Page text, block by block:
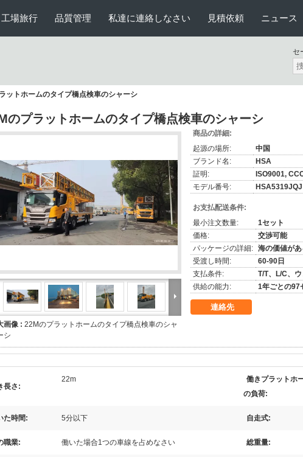
工場旅行 品質管理 私達に連絡しなさい 見積依頼 ニュース
セ
ットホームのタイプ橋点検車のシャーシ
のプラットホームのタイプ橋点検車のシャーシ
画像 : 22Mのプラットホームのタイプ橋点検車のシャ
シ
商品の詳細:
起源の場所:
中国
ブランド名:
HSA
証明:
ISO9001,
モデル番号:
HSA5319JQJ
お支払配送条件:
最小注文数量:
1セット
価格:
交渉可能
パッケージの詳細: 海の価値が
受渡し時間:
60-90日
支払条件:
T/T、L/C、
供給の能力:
1年ごとの97
連絡先
長さ:
22m
働きプラットホ
の負荷:
た時間: 5分以下 自走式:
職業: 働いた場合1つの車線を占めなさい 総重量: